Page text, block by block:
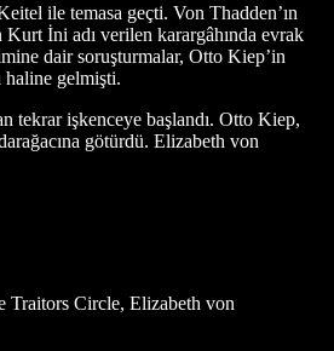
ile temasa geçti. Von Thadden’ın
İni adı verilen karargâhında evrak
dair soruşturmalar, Otto Kiep’in
haline gelmişti.
tekrar işkenceye başlandı. Otto Kiep,
götürdü. Elizabeth von
Traitors Circle, Elizabeth von